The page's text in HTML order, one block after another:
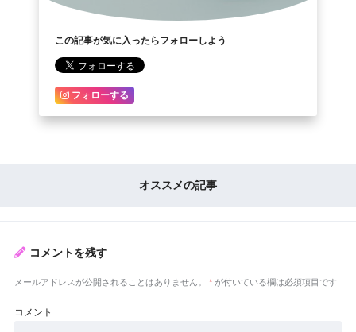
この記事が気に入ったらフォローしよう
フォローする
オススメの記事
コメントを残す
メールアドレスが公開されることはありません。 * が付いている欄は必須項目です
コメント